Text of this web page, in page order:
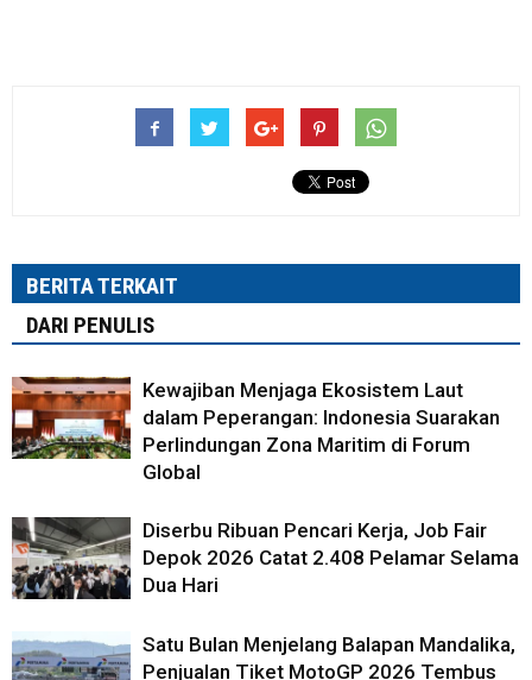
BERITA TERKAIT
DARI PENULIS
Kewajiban Menjaga Ekosistem Laut
dalam Peperangan: Indonesia Suarakan
Perlindungan Zona Maritim di Forum
Global
Diserbu Ribuan Pencari Kerja, Job Fair
Depok 2026 Catat 2.408 Pelamar Selama
Dua Hari
Satu Bulan Menjelang Balapan Mandalika,
Penjualan Tiket MotoGP 2026 Tembus